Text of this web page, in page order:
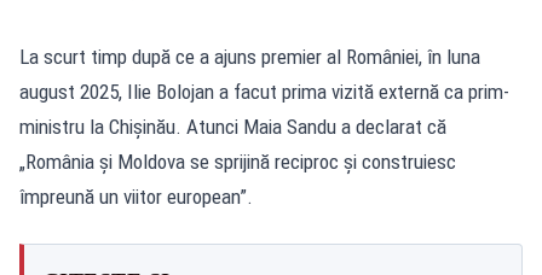
La scurt timp după ce a ajuns premier al României, în luna
august 2025, Ilie Bolojan a facut prima vizită externă ca prim-
ministru la Chișinău. Atunci Maia Sandu a declarat că
„România și Moldova se sprijină reciproc și construiesc
împreună un viitor european”.